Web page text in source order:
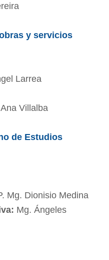
y servicios
Larrea
Villalba
de Estudios
Mg. Dionisio Medina
Mg. Ángeles